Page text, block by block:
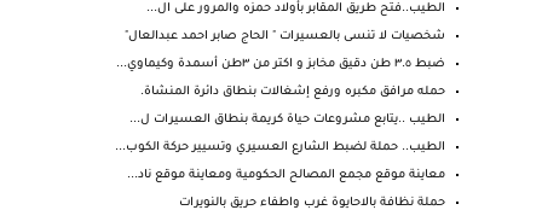
الطيب..فتح طريق المقابر بأولاد حمزه والمرور على ال...
شخصيات لا تنسى بالعسيرات " الحاج صابر احمد عبدالعال"
ضبط ٣.٥ طن دقيق مخابز و اكتر من ٣طن أسمدة وكيماوي...
حمله مرافق مكبره ورفع إشغالات بنطاق دائرة المنشاة.
الطيب ..يتابع مشروعات حياة كريمة بنطاق العسيرات ل...
الطيب.. حملة لضبط الشارع العسيري وتسيير حركة الكوب...
معاينة موقع مجمع المصالح الحكومية ومعاينة موقع ناد...
حملة نظافة بالاحايوة غرب واطفاء حريق بالنويرات